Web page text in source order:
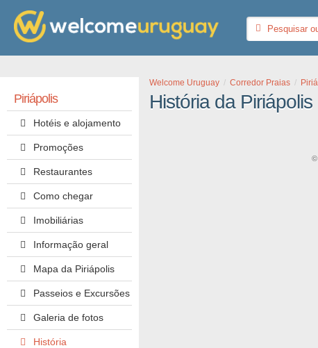
Piriápolis
Hotéis e alojamento
Promoções
Restaurantes
Como chegar
Imobiliárias
Informação geral
Mapa da Piriápolis
Passeios e Excursões
Galeria de fotos
História
Welcome Uruguay Corredor Praias
História da Piriápolis
©